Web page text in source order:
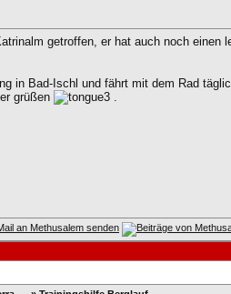
getroffen, er hat auch noch
in Bad-Ischl und fährt mit dem Rad
grüßen
.